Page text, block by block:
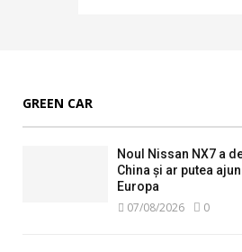
GREEN CAR
Noul Nissan NX7 a
China și ar putea
Europa
07/08/2026 0